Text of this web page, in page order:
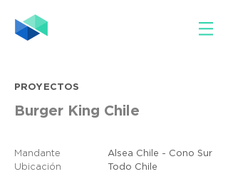
PROYECTOS
Burger King Chile
Mandante
Ubicación
Alsea Chile - Cono Sur
Todo Chile